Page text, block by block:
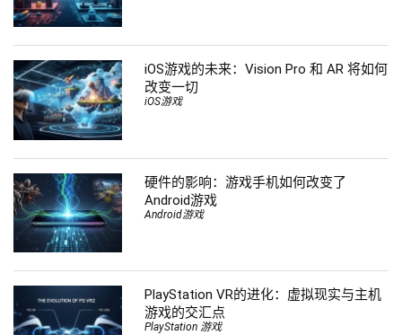
iOS游戏的未来：Vision Pro 和 AR 将如何
改变一切
iOS游戏
硬件的影响：游戏手机如何改变了
Android游戏
Android游戏
PlayStation VR的进化：虚拟现实与主机
游戏的交汇点
PlayStation 游戏